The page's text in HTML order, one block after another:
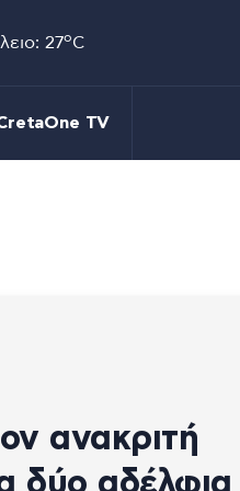
27oC
TV
ανακριτή
δύο αδέλφια